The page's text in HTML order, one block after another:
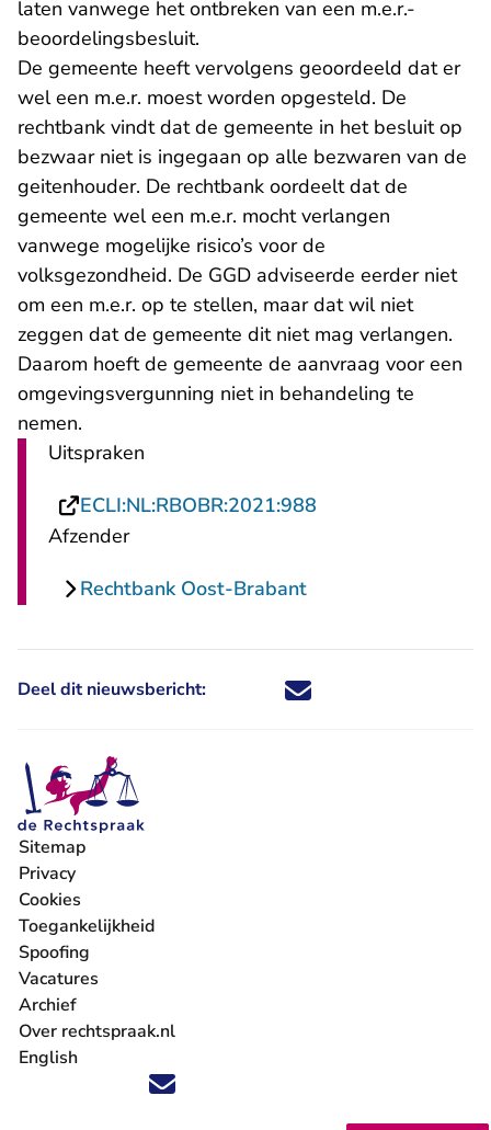
laten vanwege het ontbreken van een m.e.r.-
beoordelingsbesluit.
De gemeente heeft vervolgens geoordeeld dat er
wel een m.e.r. moest worden opgesteld. De
rechtbank vindt dat de gemeente in het besluit op
bezwaar niet is ingegaan op alle bezwaren van de
geitenhouder. De rechtbank oordeelt dat de
gemeente wel een m.e.r. mocht verlangen
vanwege mogelijke risico’s voor de
volksgezondheid. De GGD adviseerde eerder niet
om een m.e.r. op te stellen, maar dat wil niet
zeggen dat de gemeente dit niet mag verlangen.
Daarom hoeft de gemeente de aanvraag voor een
omgevingsvergunning niet in behandeling te
nemen.
Uitspraken
ECLI:NL:RBOBR:2021:988
Afzender
Rechtbank Oost-Brabant
Deel dit nieuwsbericht: Deel dit nieuwsbericht via X -
Deel dit nieuwsbericht via
Deel dit nieuwsbericht
Deel dit
Volg ons op X (Twitter) - U verlaat Rechtspraak.nl
Volg ons op Facebook - U verlaat Rechtspraak.nl
Volg ons op Instagram - U verlaat Rechtspraak.nl
Volg ons op Youtube - U verlaat Rechtspraak.nl
Volg ons op LinkedIn - U verlaat
'Blijf op de hoogte' nieuwsbrief - U verlaat
Sitemap
Privacy
Cookies
Toegankelijkheid
Spoofing
Vacatures
- U verlaat Rechtspraak.nl
Archief
Over rechtspraak.nl
English